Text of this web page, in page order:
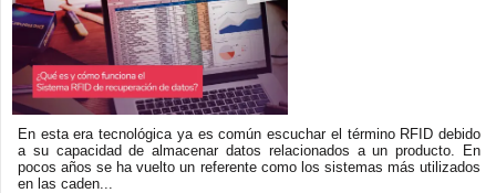
En esta era tecnológica ya es común escuchar el término RFID debido
a su capacidad de almacenar datos relacionados a un producto. En
pocos años se ha vuelto un referente como los sistemas más utilizados
en las caden...